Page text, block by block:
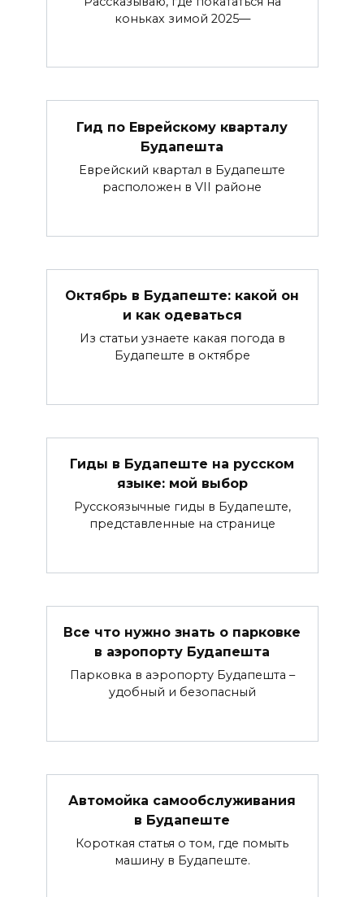
коньках зимой 2025—
Гид по Еврейскому кварталу
Будапешта
Еврейский квартал в Будапеште
расположен в VII районе
Октябрь в Будапеште: какой он
и как одеваться
Из статьи узнаете какая погода в
Будапеште в октябре
Гиды в Будапеште на русском
языке: мой выбор
Русскоязычные гиды в Будапеште,
представленные на странице
Все что нужно знать о парковке
в аэропорту Будапешта
Парковка в аэропорту Будапешта –
удобный и безопасный
Автомойка самообслуживания
в Будапеште
Короткая статья о том, где помыть
машину в Будапеште.